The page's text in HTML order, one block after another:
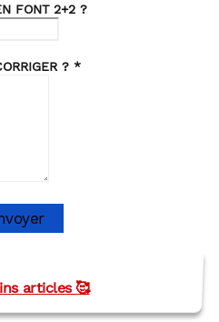
FONT 2+2 ?
? *
articles 🥰